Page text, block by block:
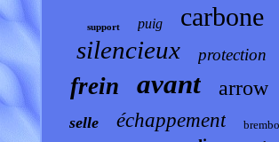
support puig carbone
silencieux protection
frein avant arrow
selle échappement brembo